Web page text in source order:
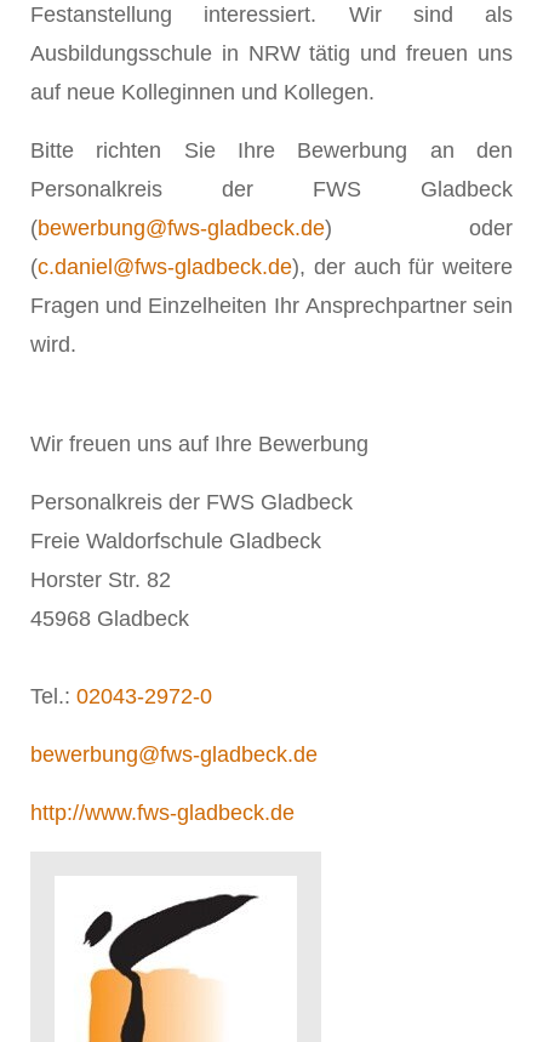
Festanstellung interessiert. Wir sind als
Ausbildungsschule in NRW tätig und freuen uns
auf neue Kolleginnen und Kollegen.
Bitte richten Sie Ihre Bewerbung an den
Personalkreis der FWS Gladbeck
(bewerbung@fws-gladbeck.de) oder
(c.daniel@fws-gladbeck.de), der auch für weitere
Fragen und Einzelheiten Ihr Ansprechpartner sein
wird.
Wir freuen uns auf Ihre Bewerbung
Personalkreis der FWS Gladbeck
Freie Waldorfschule Gladbeck
Horster Str. 82
45968 Gladbeck
Tel.: 02043-2972-0
bewerbung@fws-gladbeck.de
http://www.fws-gladbeck.de